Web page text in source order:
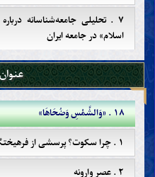
۷ . تحلیلی جامعه‌شناسانه
اسلام» در جامعه ایران
۸ . مهدی؛ محور اتّحاد مسلمین
۱۰ . انحطاط اخلاقی در جامعه ایران
۱۱ . منصور هاشمی خراسانی؛ زداینده‌ی بدعت‌ها از اسلام
۱۸ . «وَالشَّمْسِ وَضُحَاهَا»
۱ . چرا سکوت؟ پرسشی از فرهیختگان مسلمان
۲ . عصر وارونه